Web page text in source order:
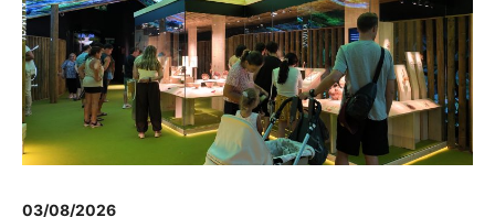
03/08/2026